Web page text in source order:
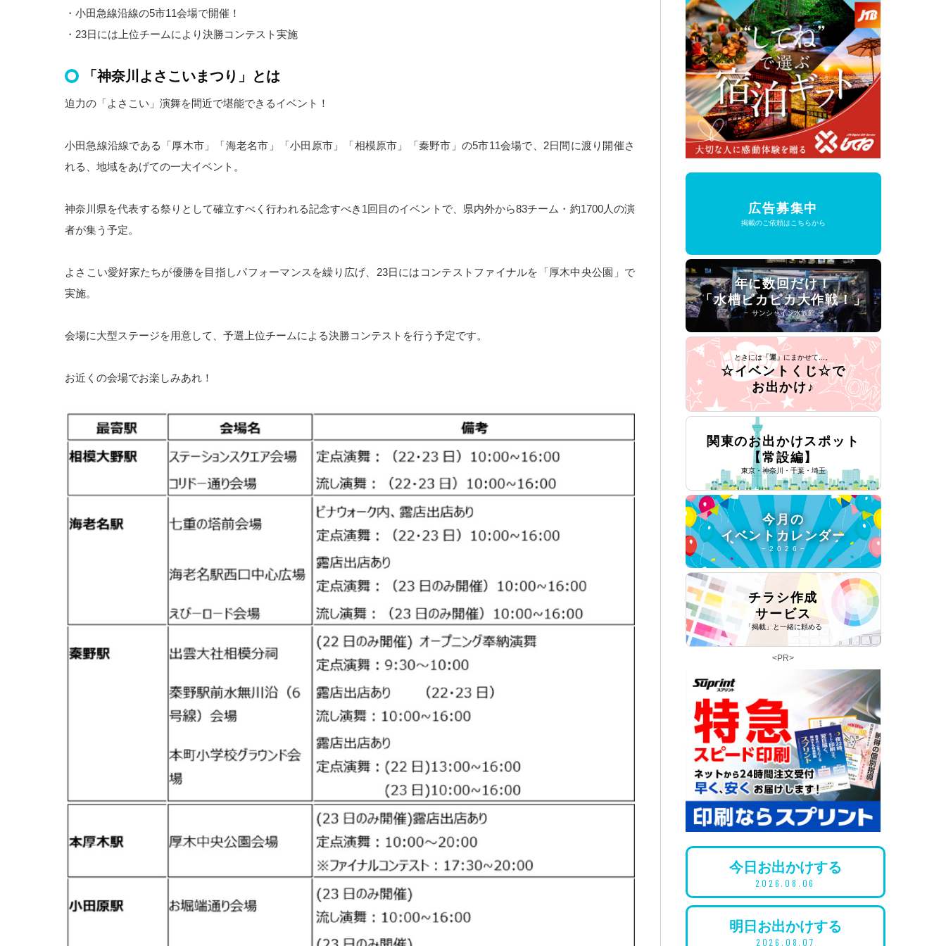
・小田急線沿線の5市11会場で開催！
・23日には上位チームにより決勝コンテスト実施
「神奈川よさこいまつり」とは
迫力の「よさこい」演舞を間近で堪能できるイベント！
小田急線沿線である「厚木市」「海老名市」「小田原市」「相模原市」「秦野市」の5市11会場で、2日間に渡り開催さ
れる、地域をあげての一大イベント。
神奈川県を代表する祭りとして確立すべく行われる記念すべき1回目のイベントで、県内外から83チーム・約1700人の演
者が集う予定。
よさこい愛好家たちが優勝を目指しパフォーマンスを繰り広げ、23日にはコンテストファイナルを「厚木中央公園」で
実施。
会場に大型ステージを用意して、予選上位チームによる決勝コンテストを行う予定です。
お近くの会場でお楽しみあれ！
広告募集中
掲載のご依頼はこちらから
年に数回だけ！
「水槽ピカピカ大作戦！」
− サンシャイン水族館 −
ときには「運」 にまかせて...。
☆イベントくじ☆で
お出かけ♪
関東のお出かけスポット
【常設編】
東京・神奈川・千葉・埼玉
今月の
イベントカレンダー
− 2 0 2 6 −
チラシ作成
サービス
「掲載」と一緒に頼める
<PR>
今日 お出かけする
2026.08.06
明日 お出かけする
2026.08.07